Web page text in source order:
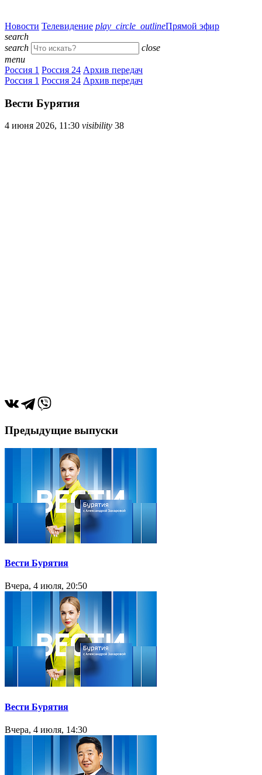
Новости Телевидение play_circle_outlineПрямой эфир
search
search
close
menu
Россия 1 Россия 24 Архив передач
Россия 1 Россия 24 Архив передач
Вести Бурятия
4 июня 2026, 11:30 visibility 38
Предыдущие выпуски
Вести Бурятия
Вчера, 4 июля, 20:50
Вести Бурятия
Вчера, 4 июля, 14:30